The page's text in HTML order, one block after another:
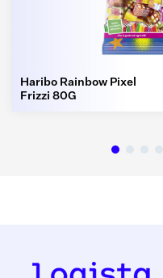
Haribo Rainbow Pixel
Frizzi 80G